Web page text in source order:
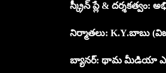
స్క్రీన్ ప్లే & దర్శకత్వం:
నిర్మాతలు: K.Y.బాబు
బ్యానర్: థామ మీడియా